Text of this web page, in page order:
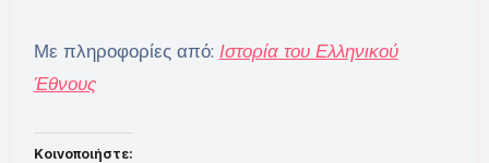
Με πληροφορίες από: Ιστορία του Ελληνικού
Έθνους
Κοινοποιήστε: